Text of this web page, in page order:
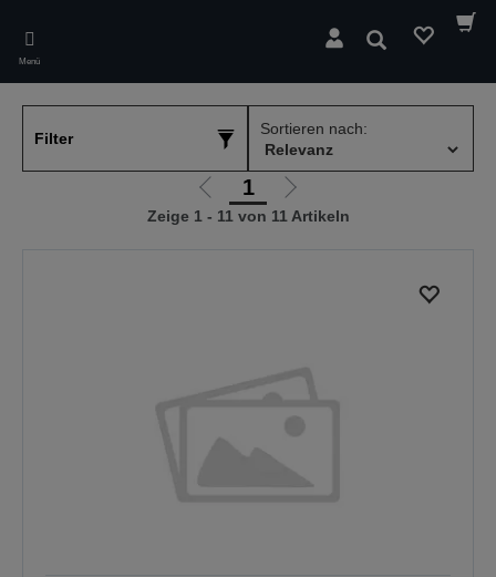
main
content
Menü
Suchen
Filter
Sortieren nach:
Zur
vorherigen
1
Zur
nächsten
Zeige 1 - 11 von 11 Artikeln